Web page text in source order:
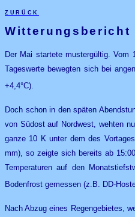
zurück
Witterungsbericht
Der Mai startete mustergültig.
Tageswerte bewegten sich bei
+4,4°C).
Doch schon in den späten
von Südost auf Nordwest, wehten
ganze 10 K unter dem des
mm), so zeigte sich bereits ab
Temperaturen auf den
Bodenfrost gemessen (z.B. DD-
Nach Abzug eines Regengebietes,